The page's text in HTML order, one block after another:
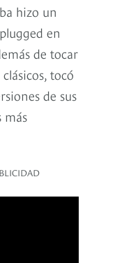
hizo un
en
de tocar
tocó
de sus
más